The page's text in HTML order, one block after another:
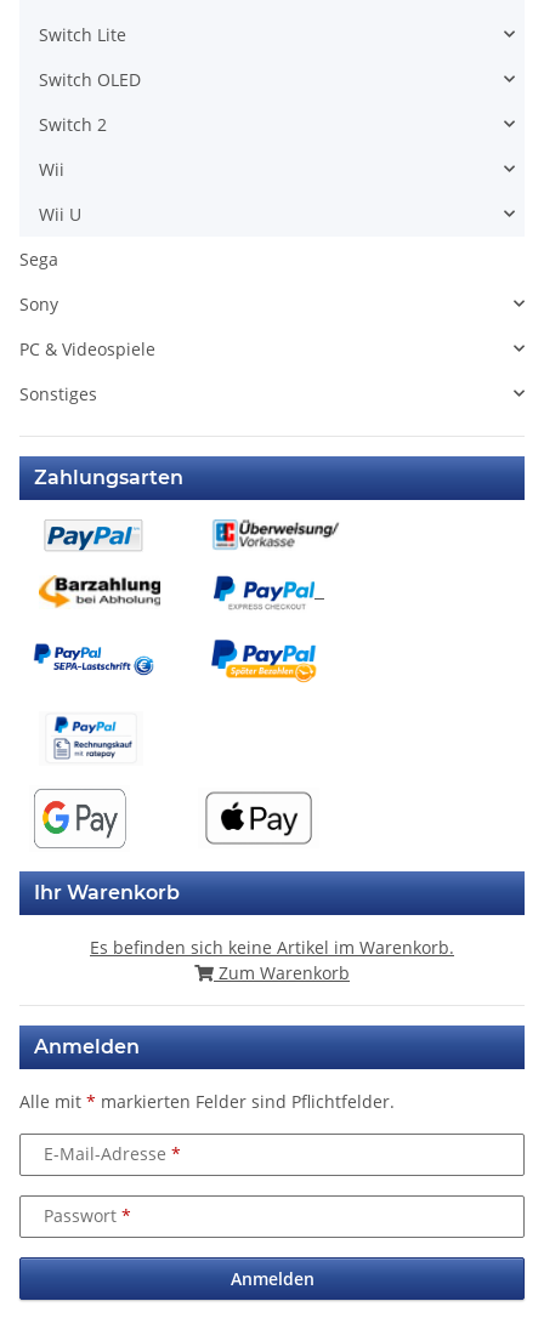
Switch Lite
Switch OLED
Switch 2
Wii
Wii U
Sega
Sony
PC & Videospiele
Sonstiges
Zahlungsarten
Ihr Warenkorb
Es befinden sich keine Artikel im Warenkorb.
Zum Warenkorb
Anmelden
Alle mit * markierten Felder sind Pflichtfelder.
E-Mail-Adresse
Passwort
Anmelden